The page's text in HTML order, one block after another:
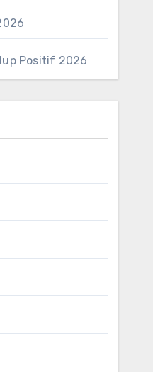
Positif 2026